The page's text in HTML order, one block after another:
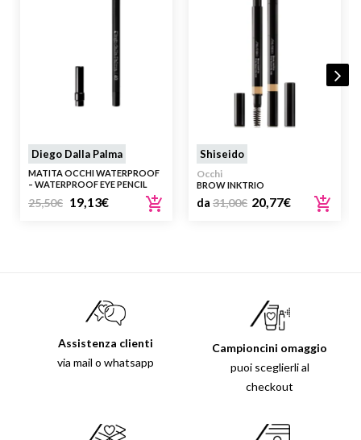
Diego Dalla Palma
MATITA OCCHI WATERPROOF
– WATERPROOF EYE PENCIL
25,50€ 19,13€
Shiseido
Occhi
BROW INKTRIO
da 31,00€ 20,77€
Assistenza clienti
via mail o whatsapp
Campioncini omaggio
puoi sceglierli al
checkout